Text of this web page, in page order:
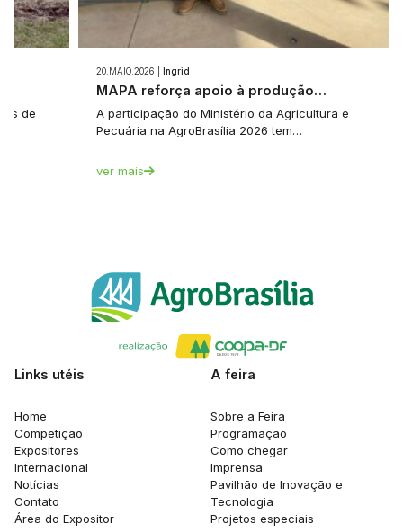
de
20.MAIO.2026 | Ingrid
MAPA reforça apoio à produção…
A participação do Ministério da Agricultura e
Pecuária na AgroBrasília 2026 tem…
ver mais
Links utéis
Home
Competição
Expositores
Internacional
Notícias
Contato
Área do Expositor
A feira
Sobre a Feira
Programação
Como chegar
Imprensa
Pavilhão de Inovação e
Tecnologia
Projetos especiais